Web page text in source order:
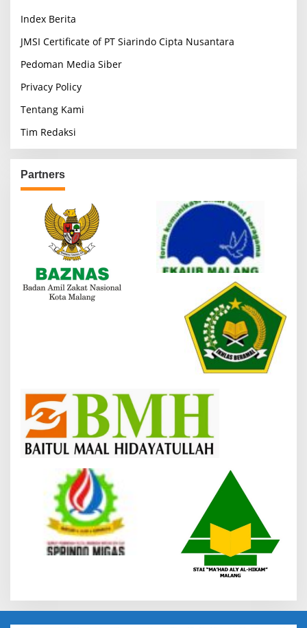
Index Berita
JMSI Certificate of PT Siarindo Cipta Nusantara
Pedoman Media Siber
Privacy Policy
Tentang Kami
Tim Redaksi
Partners